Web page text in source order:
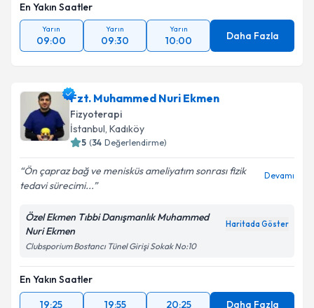
En Yakın Saatler
Yarın
09:00
Yarın
09:30
Yarın
10:00 Daha Fazla
Fzt. Muhammed Nuri Ekmen
Fizyoterapi
İstanbul, Kadıköy
5 (34 Değerlendirme)
Ön çapraz bağ ve menisküs ameliyatım sonrası fizik
tedavi sürecimi...
Devamı
Özel Ekmen Tıbbi Danışmanlık Muhammed
Nuri Ekmen
Haritada Göster
Clubsporium Bostancı Tünel Girişi Sokak No:10
En Yakın Saatler
19:25
19:55 20:25 Daha Fazla